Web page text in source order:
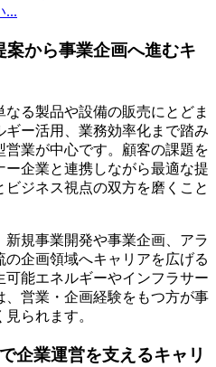
...
から事業企画へ進むキ
る製品や設備の販売にとどま
ー活用、業務効率化まで踏み
業が中心です。顧客の課題を
企業と連携しながら最適な提
ジネス視点の双方を磨くこと
規事業開発や事業企画、アラ
企画領域へキャリアを広げる
能エネルギーやインフラサー
、営業・企画経験をもつ方が事
られます。
企業運営を支えるキャリ